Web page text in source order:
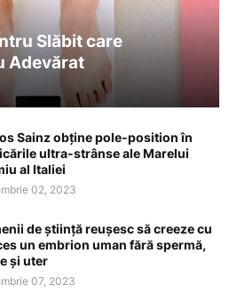
Slăbit care
Adevărat
Sainz obține pole-position în
ultra-strânse ale Marelui
al Italiei
02, 2023
de știință reușesc să creeze cu
un embrion uman fără spermă,
și uter
07, 2023